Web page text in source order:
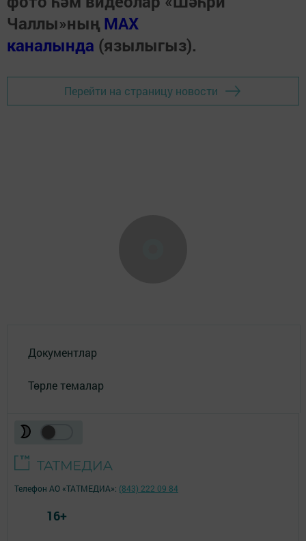
Чаллы»ның MAX
каналында (язылыгыз).
Перейти на страницу новости
Документлар
Төрле темалар
Телефон АО «ТАТМЕДИА»: (843) 222 09 84
16+